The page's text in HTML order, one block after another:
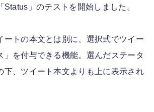
Status」のテストを開始しました。
ートの本文とは別に、選択式でツイー
」を付与できる機能。選んだステータ
下、ツイート本文よりも上に表示され